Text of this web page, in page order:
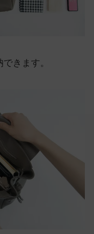
きます。